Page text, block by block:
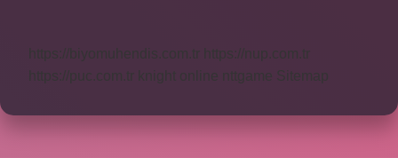
https://nup.com.tr
nttgame Sitemap